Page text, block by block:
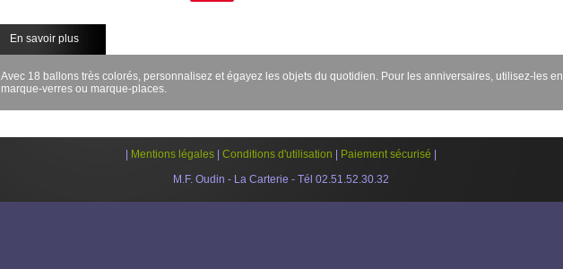
En savoir plus
Avec 18 ballons très colorés, personnalisez et égayez les objets du quotidien. Pour les anniversaires, utilisez-les en
marque-verres ou marque-places.
Mentions légales| Conditions d'utilisation Paiement sécurisé
M.F. Oudin - La Carterie - Tél 02.51.52.30.32